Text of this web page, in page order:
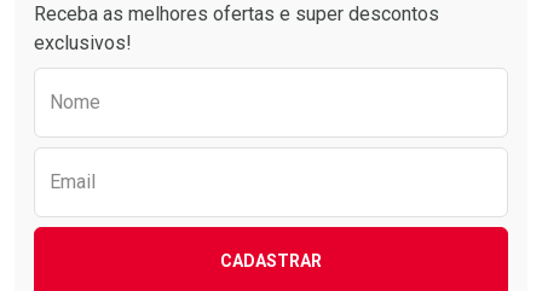
Receba as melhores ofertas e super descontos
exclusivos!
Nome
Email
CADASTRAR